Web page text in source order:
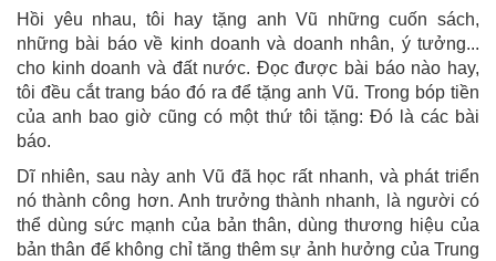
Hồi yêu nhau, tôi hay tặng anh Vũ những cuốn sách,
những bài báo về kinh doanh và doanh nhân, ý tưởng...
cho kinh doanh và đất nước. Đọc được bài báo nào hay,
tôi đều cắt trang báo đó ra để tặng anh Vũ. Trong bóp tiền
của anh bao giờ cũng có một thứ tôi tặng: Đó là các bài
báo.
Dĩ nhiên, sau này anh Vũ đã học rất nhanh, và phát triển
nó thành công hơn. Anh trưởng thành nhanh, là người có
thể dùng sức mạnh của bản thân, dùng thương hiệu của
bản thân để không chỉ tăng thêm sự ảnh hưởng của Trung